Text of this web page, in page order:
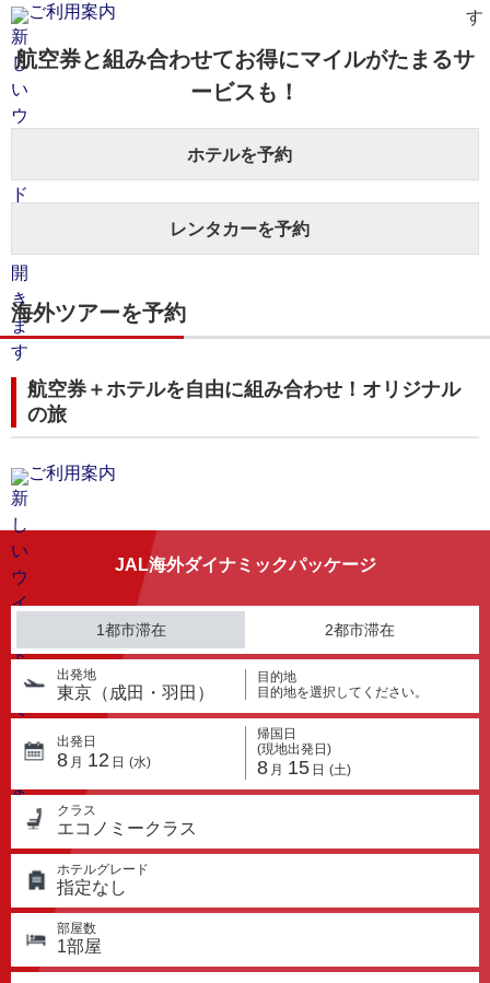
ご利用案内
航空券と組み合わせてお得にマイルがたまるサ
ービスも！
ホテルを予約
レンタカーを予約
海外ツアーを予約
航空券＋ホテルを自由に組み合わせ！オリジナル
の旅
ご利用案内
JAL海外ダイナミックパッケージ
1都市滞在 2都市滞在
出発地
東京（成田・羽田）
目的地
目的地を選択してください。
出発日
8 月 12 日 (水)
帰国日
(現地出発日)
8 月 15 日 (土)
クラス
エコノミークラス
ホテルグレード
指定なし
部屋数
1部屋